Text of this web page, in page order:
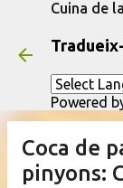
Cuina de
Powered
Coca de
pinyons: